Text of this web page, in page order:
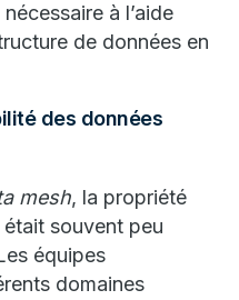
à l’aide
de données en
des données
mesh, la propriété
était souvent peu
équipes
domaines